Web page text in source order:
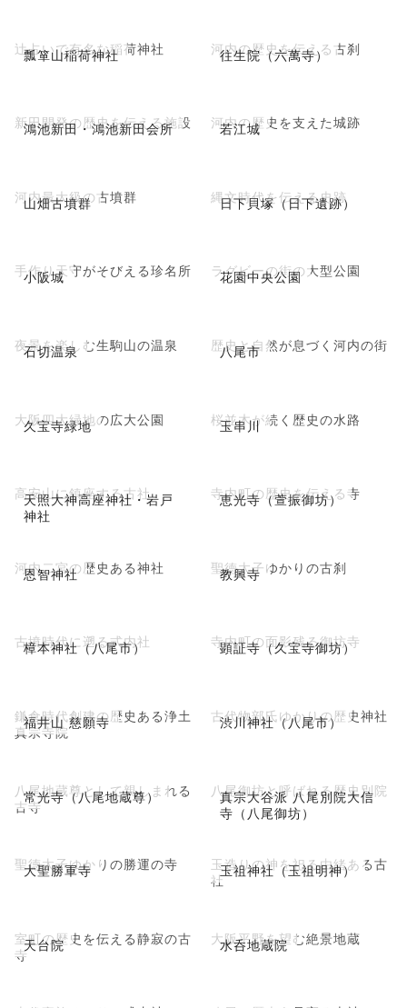
瓢箪山稲荷神社
辻占いで有名な稲荷神社 往生院（六萬寺）
河内の歴史を伝える古刹
鴻池新田・鴻池新田会所
新田開発の歴史を伝える施設 若江城
河内の歴史を支えた城跡
山畑古墳群
河内最大級の古墳群 日下貝塚（日下遺跡）
縄文時代を伝える史跡
小阪城
手作り天守がそびえる珍名所 花園中央公園
ラグビーの街の大型公園
石切温泉
夜景を楽しむ生駒山の温泉 八尾市
歴史と自然が息づく河内の街
久宝寺緑地
大阪四大緑地の広大公園 玉串川
桜並木が続く歴史の水路
天照大神高座神社・岩戸
神社
高安山に鎮座する古社 恵光寺（萱振御坊）
寺内町の歴史を伝える寺
恩智神社
河内二宮の歴史ある神社 教興寺
聖徳太子ゆかりの古刹
樟本神社（八尾市）
古墳時代に遡る式内社 顕証寺（久宝寺御坊）
寺内町の面影残る御坊寺
福井山 慈願寺
鎌倉時代創建の歴史ある浄土
真宗寺院
渋川神社（八尾市）
古代物部氏ゆかりの歴史神社
常光寺（八尾地蔵尊）
八尾地蔵尊として親しまれる
古寺
真宗大谷派 八尾別院大信
寺（八尾御坊）
八尾御坊と呼ばれる歴史別院
大聖勝軍寺
聖徳太子ゆかりの勝運の寺 玉祖神社（玉祖明神）
玉造りの神を祀る由緒ある古
社
天台院
室町の歴史を伝える静寂の古
寺
水呑地蔵院
大阪平野を望む絶景地蔵